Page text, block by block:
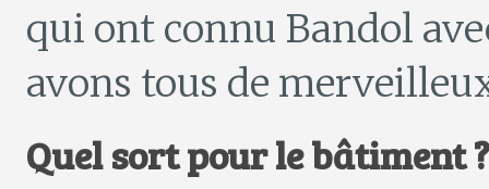
qui ont connu Bandol
avons tous de
Quel sort pour le bâtiment ?